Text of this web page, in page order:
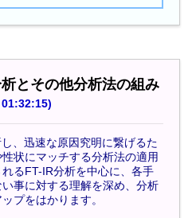
とその他分析法の組み
、迅速な原因究明に繋げるた
状にマッチする分析法の適用
るFT-IR分析を中心に、各手
事に対する理解を深め、分析
プをはかります。